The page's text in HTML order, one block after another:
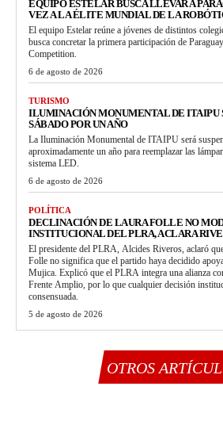
EQUIPO ESTELAR BUSCA LLEVAR A
VEZ A LA ÉLITE MUNDIAL DE LA
El equipo Estelar reúne a jóvenes de distintos
busca concretar la primera participación de
Competition.
6 de agosto de 2026
TURISMO
ILUMINACIÓN MONUMENTAL DE ITAIPU
SÁBADO POR UN AÑO
La Iluminación Monumental de ITAIPU será
aproximadamente un año para reemplazar las
sistema LED.
6 de agosto de 2026
POLÍTICA
DECLINACIÓN DE LAURA FOLLE NO
INSTITUCIONAL DEL PLRA, ACLARA
El presidente del PLRA, Alcides Riveros, aclaró
Folle no significa que el partido haya decidido
Mujica. Explicó que el PLRA integra una alianza
Frente Amplio, por lo que cualquier decisión
consensuada.
5 de agosto de 2026
OTROS